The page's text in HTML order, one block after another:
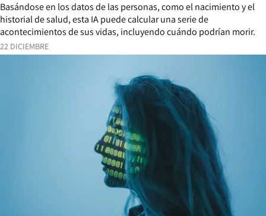
22 DICIEMBRE
Basándose en los datos de las personas, como el nacimiento y el
historial de salud, esta IA puede calcular una serie de
acontecimientos de sus vidas, incluyendo cuándo podrían morir.